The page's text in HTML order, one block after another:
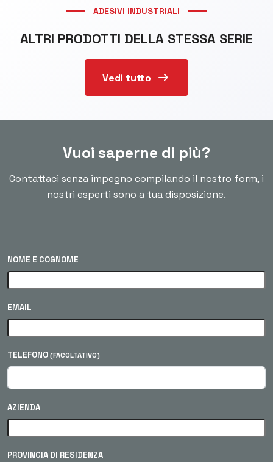
ADESIVI INDUSTRIALI
ALTRI PRODOTTI DELLA STESSA SERIE
Vedi tutto arrow_right_alt
Vuoi saperne di più?
Contattaci senza impegno compilando il nostro form, i
nostri esperti sono a tua disposizione.
NOME E COGNOME
EMAIL
TELEFONO (FACOLTATIVO)
AZIENDA
PROVINCIA DI RESIDENZA